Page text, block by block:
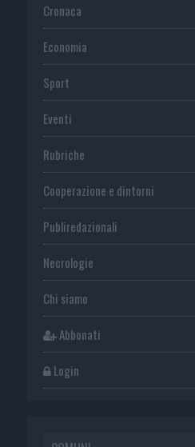
Cronaca
Economia
Sport
Eventi
Rubriche
Cooperazione e dintorni
Publiredazionali
Necrologie
Chi siamo
Abbonati
Login